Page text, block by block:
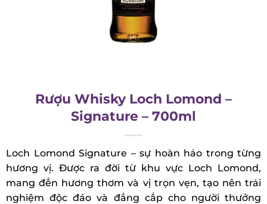
Rượu Whisky Loch Lomond –
Signature – 700ml
Loch Lomond Signature – sự hoàn hảo trong từng
hương vị. Được ra đời từ khu vực Loch Lomond,
mang đến hương thơm và vị trọn vẹn, tạo nên trải
nghiệm độc đáo và đẳng cấp cho người thưởng